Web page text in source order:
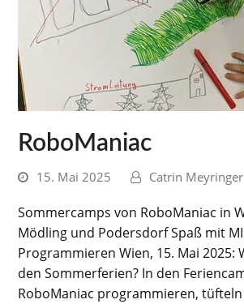
RoboManiac
15. Mai 2025 Catrin Meyringer
Sommercamps von RoboManiac in
Mödling und Podersdorf Spaß mit
Programmieren Wien, 15. Mai 2025:
den Sommerferien? In den
RoboManiac programmieren,